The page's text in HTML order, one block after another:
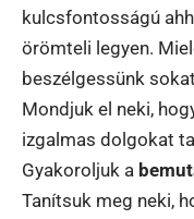
kulcsfontosságú
örömteli legyen.
beszélgessünk
Mondjuk el neki,
izgalmas dolgokat
Gyakoroljuk a
Tanítsuk meg neki,